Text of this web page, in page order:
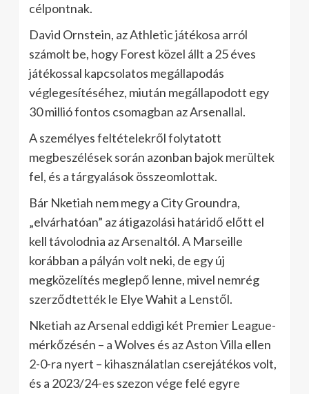
célpontnak.
David Ornstein, az Athletic játékosa arról
számolt be, hogy Forest közel állt a 25 éves
játékossal kapcsolatos megállapodás
véglegesítéséhez, miután megállapodott egy
30 millió fontos csomagban az Arsenallal.
A személyes feltételekről folytatott
megbeszélések során azonban bajok merültek
fel, és a tárgyalások összeomlottak.
Bár Nketiah nem megy a City Groundra,
„elvárhatóan” az átigazolási határidő előtt el
kell távolodnia az Arsenaltól. A Marseille
korábban a pályán volt neki, de egy új
megközelítés meglepő lenne, mivel nemrég
szerződtették le Elye Wahit a Lenstől.
Nketiah az Arsenal eddigi két Premier League-
mérkőzésén – a Wolves és az Aston Villa ellen
2-0-ra nyert – kihasználatlan cserejátékos volt,
és a 2023/24-es szezon vége felé egyre